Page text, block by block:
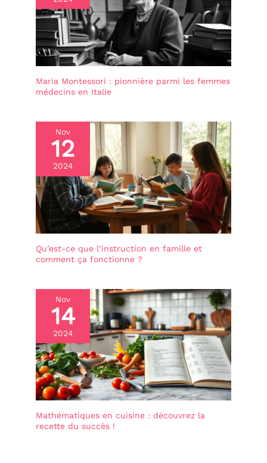
Maria Montessori : pionnière parmi les femmes
médecins en Italie
Nov
12
2024
Qu’est-ce que l’instruction en famille et
comment ça fonctionne ?
Nov
14
2024
Mathématiques en cuisine : découvrez la
recette du succès !